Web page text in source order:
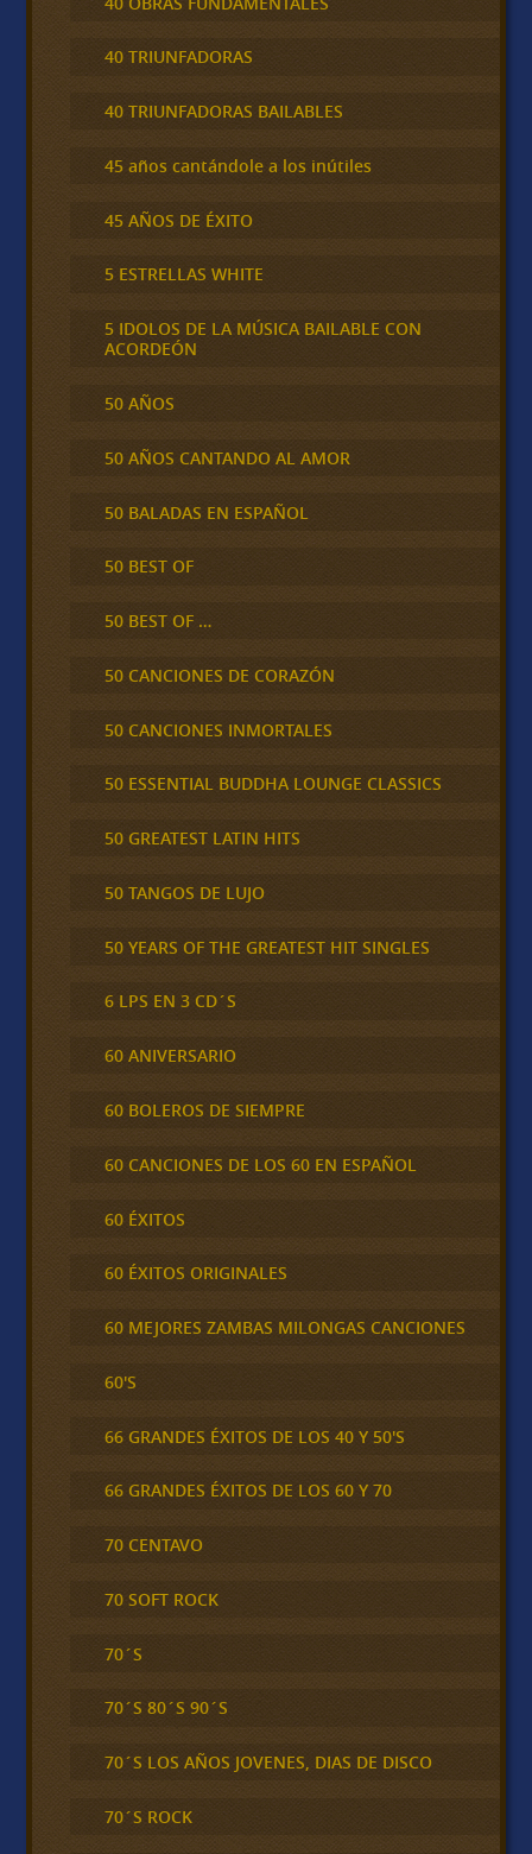
40 TRIUNFADORAS
40 TRIUNFADORAS BAILABLES
45 años cantándole a los inútiles
45 AÑOS DE ÉXITO
5 ESTRELLAS WHITE
5 IDOLOS DE LA MÚSICA BAILABLE CON
ACORDEÓN
50 AÑOS
50 AÑOS CANTANDO AL AMOR
50 BALADAS EN ESPAÑOL
50 BEST OF
50 BEST OF …
50 CANCIONES DE CORAZÓN
50 CANCIONES INMORTALES
50 ESSENTIAL BUDDHA LOUNGE CLASSICS
50 GREATEST LATIN HITS
50 TANGOS DE LUJO
50 YEARS OF THE GREATEST HIT SINGLES
6 LPS EN 3 CD´S
60 ANIVERSARIO
60 BOLEROS DE SIEMPRE
60 CANCIONES DE LOS 60 EN ESPAÑOL
60 ÉXITOS
60 ÉXITOS ORIGINALES
60 MEJORES ZAMBAS MILONGAS CANCIONES
60'S
66 GRANDES ÉXITOS DE LOS 40 Y 50'S
66 GRANDES ÉXITOS DE LOS 60 Y 70
70 CENTAVO
70 SOFT ROCK
70´S
70´S 80´S 90´S
70´S LOS AÑOS JOVENES, DIAS DE DISCO
70´S ROCK